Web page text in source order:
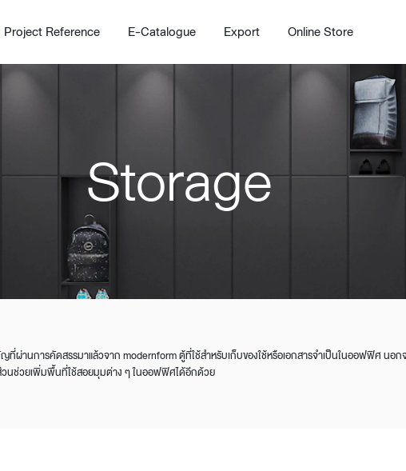
Home
Living room
Dining room
Wordrobe
Kitchen
Trolley
Working Design Solution
สไตล์
Project Reference E-Catalogue Export Online Store
Storage
ที่ผ่านการคัดสรรมาแล้วจาก modernform ตู้ที่ใช้สำหรับเก็บของใช้หรือเอกสารจำเป็นในออฟฟิศ นอก
วนช่วยเพิ่มพื้นที่ใช้สอยมุมต่าง ๆ ในออฟฟิศได้อีกด้วย